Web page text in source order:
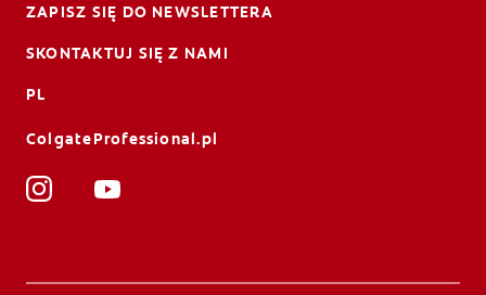
ZAPISZ SIĘ DO NEWSLETTERA
SKONTAKTUJ SIĘ Z NAMI
PL
ColgateProfessional.pl